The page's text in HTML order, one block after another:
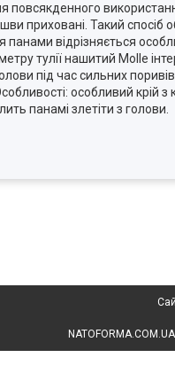
приховані. Такий
панами відрізняється
тулії нашитий Molle
під час сильних
особливий
панамі злетіти з голови.